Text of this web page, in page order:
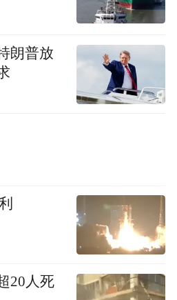
平台“大风号”用户上传并发
(including the videos,
is uploaded and posted
which is a social media
provides information storage
朗普放
20人死